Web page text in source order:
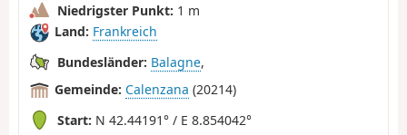
Niedrigster Punkt: 1 m
Land: Frankreich
Bundesländer: Balagne,
Gemeinde: Calenzana (20214)
Start: N 42.44191° / E 8.854042°